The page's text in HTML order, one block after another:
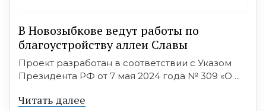
В Новозыбкове ведут работы по
благоустройству аллеи Славы
Проект разработан в соответствии с Указом
Президента РФ от 7 мая 2024 года № 309 «О ...
Читать далее